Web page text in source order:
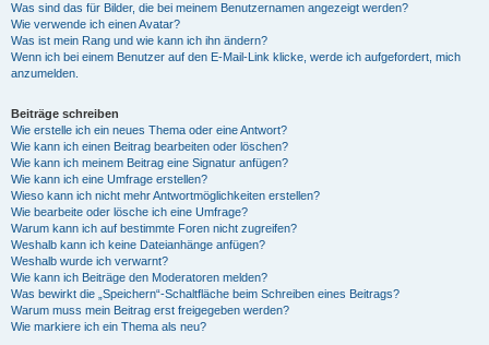
Was sind das für Bilder, die bei meinem Benutzernamen angezeigt werden?
Wie verwende ich einen Avatar?
Was ist mein Rang und wie kann ich ihn ändern?
Wenn ich bei einem Benutzer auf den E-Mail-Link klicke, werde ich aufgefordert, mich
anzumelden.
Beiträge schreiben
Wie erstelle ich ein neues Thema oder eine Antwort?
Wie kann ich einen Beitrag bearbeiten oder löschen?
Wie kann ich meinem Beitrag eine Signatur anfügen?
Wie kann ich eine Umfrage erstellen?
Wieso kann ich nicht mehr Antwortmöglichkeiten erstellen?
Wie bearbeite oder lösche ich eine Umfrage?
Warum kann ich auf bestimmte Foren nicht zugreifen?
Weshalb kann ich keine Dateianhänge anfügen?
Weshalb wurde ich verwarnt?
Wie kann ich Beiträge den Moderatoren melden?
Was bewirkt die „Speichern“-Schaltfläche beim Schreiben eines Beitrags?
Warum muss mein Beitrag erst freigegeben werden?
Wie markiere ich ein Thema als neu?